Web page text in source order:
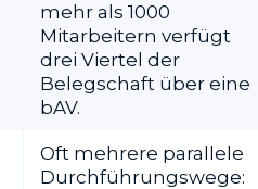
mehr als 1000
Mitarbeitern verfügt
drei Viertel der
Belegschaft über eine
bAV.
Oft mehrere parallele
Durchführungswege: